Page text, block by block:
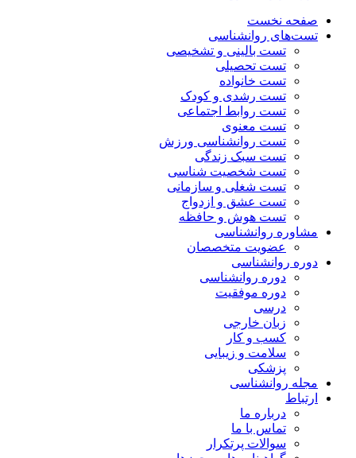
صفحه نخست
تست‌های روانشناسی
تست بالینی و تشخیصی
تست تحصیلی
تست خانواده
تست رشدی و کودک
تست روابط اجتماعی
تست معنوی
تست روانشناسی ورزش
تست سبک زندگی
تست شخصیت شناسی
تست شغلی و سازمانی
تست عشق و ازدواج
تست هوش و حافظه
مشاوره روانشناسی
عضویت متخصصان
دوره روانشناسی
دوره روانشناسی
دوره موفقیت
درسی
زبان خارجی
کسب و کار
سلامت و زیبایی
پزشکی
مجله روانشناسی
ارتباط
درباره ما
تماس با ما
سوالات پرتکرار